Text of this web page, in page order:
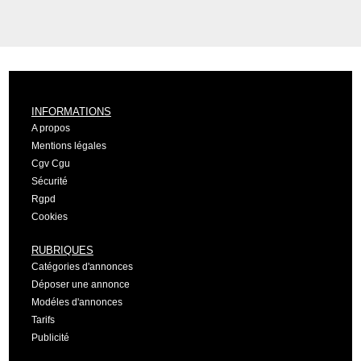
INFORMATIONS
A propos
Mentions légales
Cgv Cgu
Sécurité
Rgpd
Cookies
RUBRIQUES
Catégories d'annonces
Déposer une annonce
Modéles d'annonces
Tarifs
Publicité